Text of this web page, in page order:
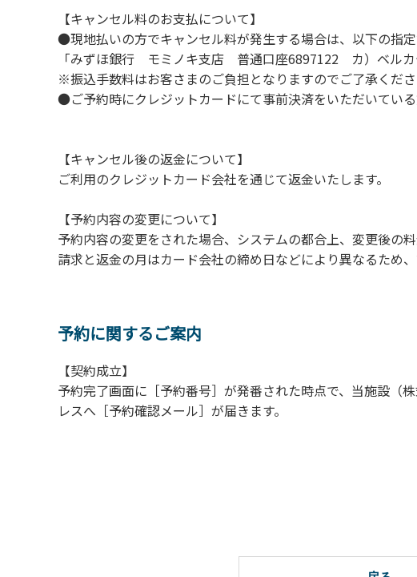
【当キャンプ場での禁止事項】
１．花火（手持ちや打ち上げなど全て）。
２．地面への直火、デッキ上での焚き火、BBQ、キャン
３．硬いボールでの球技。（野球、キャッチボール・サ
４．大きな音で音楽や楽器などを鳴らす行為。（ 但し
６．申込みされたサイト以外のサイトの利用や共用部（
７．許可無く広告物の配布や掲示または物品の販売等を
８．その他 周りに迷惑となるような行為（夜間の大声
【常設テント利用に際しての注意事項ならびに禁止事項
１．全室禁煙です。
２．動物（ペット類）の同伴はご遠慮願います。
【キャンセル料のお支払について】
●現地払いの方でキャンセル料が発生する場合は、以下の指定
「みずほ銀行 モミノキ支店 普通口座6897122 カ）ベルカ
※振込手数料はお客さまのご負担となりますのでご了承くださ
●ご予約時にクレジットカードにて事前決済をいただいてい
【キャンセル後の返金について】
ご利用のクレジットカード会社を通じて返金いたします。
【予約内容の変更について】
予約内容の変更をされた場合、システムの都合上、変更後の
請求と返金の月はカード会社の締め日などにより異なるため
予約に関するご案内
【契約成立】
予約完了画面に［予約番号］が発番された時点で、当施設（
レスへ［予約確認メール］が届きます。